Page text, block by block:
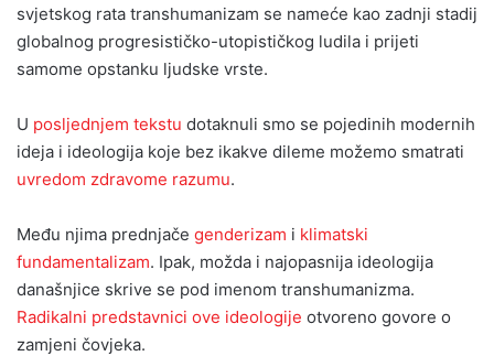
svjetskog rata transhumanizam se nameće kao zadnji stadij
globalnog progresističko-utopističkog ludila i prijeti
samome opstanku ljudske vrste.
U posljednjem tekstu dotaknuli smo se pojedinih modernih
ideja i ideologija koje bez ikakve dileme možemo smatrati
uvredom zdravome razumu.
Među njima prednjače genderizam i klimatski
fundamentalizam. Ipak, možda i najopasnija ideologija
današnjice skrive se pod imenom transhumanizma.
Radikalni predstavnici ove ideologije otvoreno govore o
zamjeni čovjeka.